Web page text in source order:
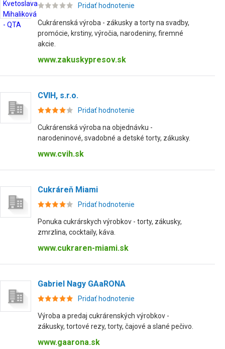
Pridať hodnotenie
Cukrárenská výroba - zákusky a torty na svadby,
promócie, krstiny, výročia, narodeniny, firemné
akcie.
www.zakuskypresov.sk
CVIH, s.r.o.
Pridať hodnotenie
Cukrárenská výroba na objednávku -
narodeninové, svadobné a detské torty, zákusky.
www.cvih.sk
Cukráreň Miami
Pridať hodnotenie
Ponuka cukrárskych výrobkov - torty, zákusky,
zmrzlina, cocktaily, káva.
www.cukraren-miami.sk
Gabriel Nagy GAaRONA
Pridať hodnotenie
Výroba a predaj cukrárenských výrobkov -
zákusky, tortové rezy, torty, čajové a slané pečivo.
www.gaarona.sk